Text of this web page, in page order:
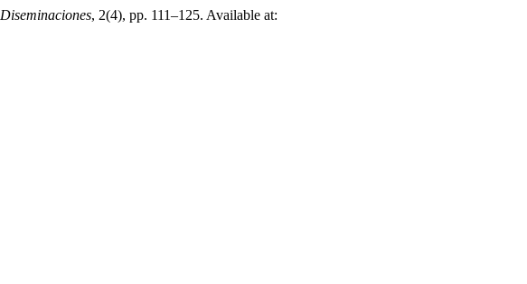
Diseminaciones, 2(4), pp. 111–125. Available at: